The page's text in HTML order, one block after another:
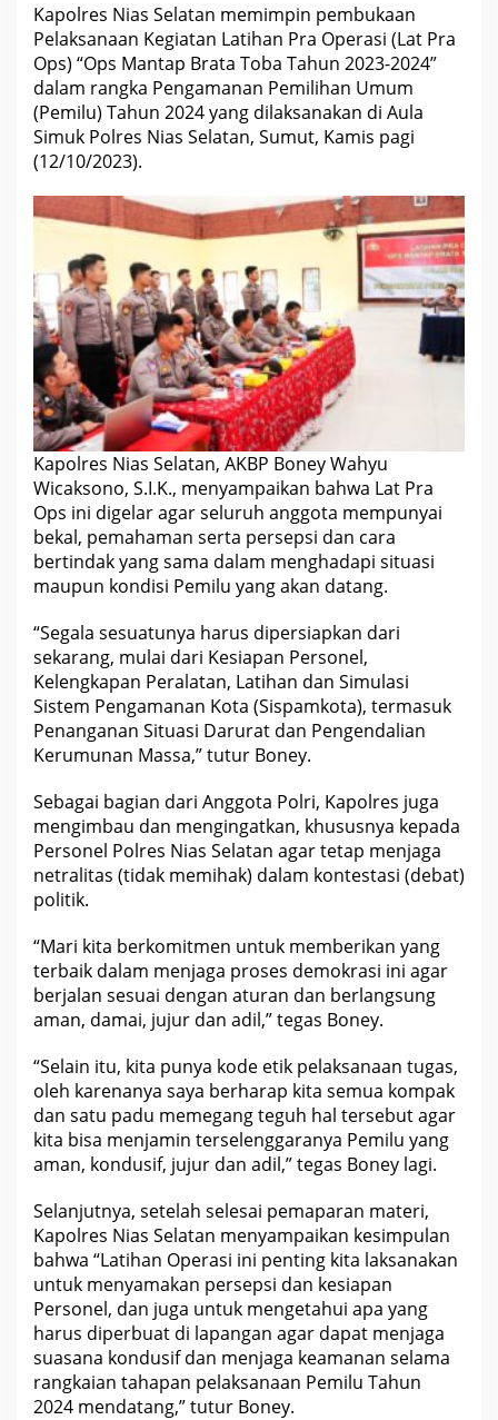
m
b
u
k
a
a
n
K
e
t
a
O
p
s
M
a
n
t
a
p
B
r
a
t
a
T
o
b
a
T
a
u
n
2
0
2
3
-
2
0
4
Kapolres Nias Selatan memimpin pembukaan
Pelaksanaan Kegiatan Latihan Pra Operasi (Lat Pra
Ops) “Ops Mantap Brata Toba Tahun 2023-2024”
dalam rangka Pengamanan Pemilihan Umum
(Pemilu) Tahun 2024 yang dilaksanakan di Aula
Simuk Polres Nias Selatan, Sumut, Kamis pagi
(12/10/2023).
Kapolres Nias Selatan, AKBP Boney Wahyu
Wicaksono, S.I.K., menyampaikan bahwa Lat Pra
Ops ini digelar agar seluruh anggota mempunyai
bekal, pemahaman serta persepsi dan cara
bertindak yang sama dalam menghadapi situasi
maupun kondisi Pemilu yang akan datang.
“Segala sesuatunya harus dipersiapkan dari
sekarang, mulai dari Kesiapan Personel,
Kelengkapan Peralatan, Latihan dan Simulasi
Sistem Pengamanan Kota (Sispamkota), termasuk
Penanganan Situasi Darurat dan Pengendalian
Kerumunan Massa,” tutur Boney.
Sebagai bagian dari Anggota Polri, Kapolres juga
mengimbau dan mengingatkan, khususnya kepada
Personel Polres Nias Selatan agar tetap menjaga
netralitas (tidak memihak) dalam kontestasi (debat)
politik.
“Mari kita berkomitmen untuk memberikan yang
terbaik dalam menjaga proses demokrasi ini agar
berjalan sesuai dengan aturan dan berlangsung
aman, damai, jujur dan adil,” tegas Boney.
“Selain itu, kita punya kode etik pelaksanaan tugas,
oleh karenanya saya berharap kita semua kompak
dan satu padu memegang teguh hal tersebut agar
kita bisa menjamin terselenggaranya Pemilu yang
aman, kondusif, jujur dan adil,” tegas Boney lagi.
Selanjutnya, setelah selesai pemaparan materi,
Kapolres Nias Selatan menyampaikan kesimpulan
bahwa “Latihan Operasi ini penting kita laksanakan
untuk menyamakan persepsi dan kesiapan
Personel, dan juga untuk mengetahui apa yang
harus diperbuat di lapangan agar dapat menjaga
suasana kondusif dan menjaga keamanan selama
rangkaian tahapan pelaksanaan Pemilu Tahun
2024 mendatang,” tutur Boney.